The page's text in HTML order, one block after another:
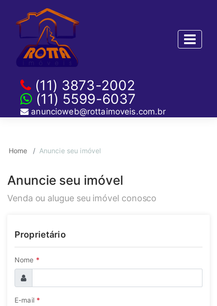
(11) 3873-2002
(11) 5599-6037
anuncioweb@rottaimoveis.com.br
Home Anuncie seu imóvel
Anuncie seu imóvel
Venda ou alugue seu imóvel conosco
Proprietário
Nome *
E-mail *